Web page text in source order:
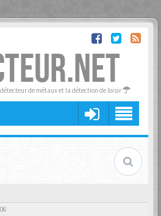
de métaux et la détection de loisir